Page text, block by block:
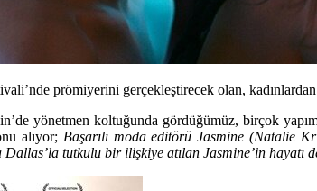
prömiyerini gerçekleştirecek olan,
yönetmen koltuğunda gördüğümüz, birçok
alıyor; Başarılı moda editörü Jasmine (Natalie
tutkulu bir ilişkiye atılan Jasmine’in hayatı